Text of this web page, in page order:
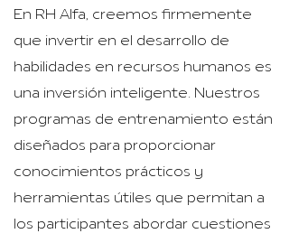
En RH Alfa, creemos firmemente
que invertir en el desarrollo de
habilidades en recursos humanos es
una inversión inteligente. Nuestros
programas de entrenamiento están
diseñados para proporcionar
conocimientos prácticos y
herramientas útiles que permitan a
los participantes abordar cuestiones